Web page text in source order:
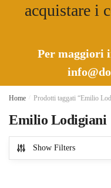
acquistare i
Per maggiori
Home Prodotti taggati “Emilio
Emilio Lodigiani
Show Filters